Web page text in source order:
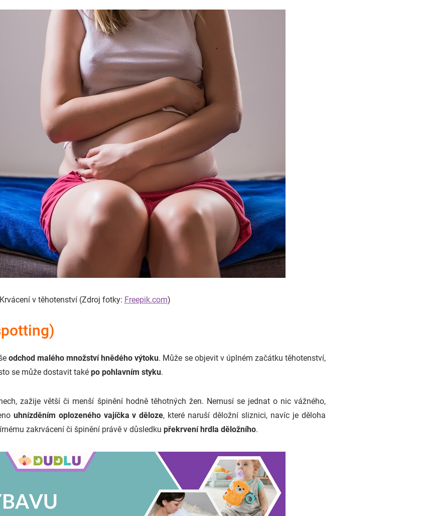
Krvácení v těhotenství (Zdroj fotky: Freepik.com)
odchod malého množství hnědého výtoku. Může se objevit v úplném začátku těhotenství,
se může dostavit také po pohlavním styku.
zažije větší či menší špinění hodně těhotných žen. Nemusí se jednat o nic vážného,
uhnízděním oplozeného vajíčka v děloze, které naruší děložní sliznici, navíc je děloha
zakrvácení či špinění právě v důsledku překrvení hrdla děložního.